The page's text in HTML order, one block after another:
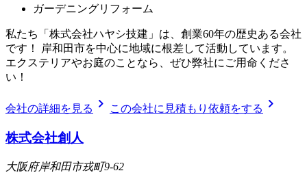
ガーデニングリフォーム
私たち「株式会社ハヤシ技建」は、創業60年の歴史ある会社
です！ 岸和田市を中心に地域に根差して活動しています。
エクステリアやお庭のことなら、ぜひ弊社にご用命くださ
い！
会社の詳細を見る chevron_right この会社に見積もり依頼をする chevron_right
株式会社創人
大阪府岸和田市戎町9-62